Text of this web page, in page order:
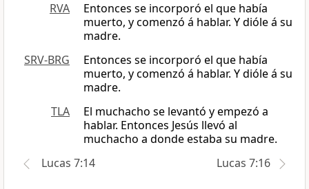
RVA
Entonces se incorporó el que había
muerto, y comenzó á hablar. Y dióle á su
madre.
SRV-BRG
Entonces se incorporó el que había
muerto, y comenzó á hablar. Y dióle á su
madre.
TLA
El muchacho se levantó y empezó a
hablar. Entonces Jesús llevó al
muchacho a donde estaba su madre.
Lucas 7:14
Lucas 7:16